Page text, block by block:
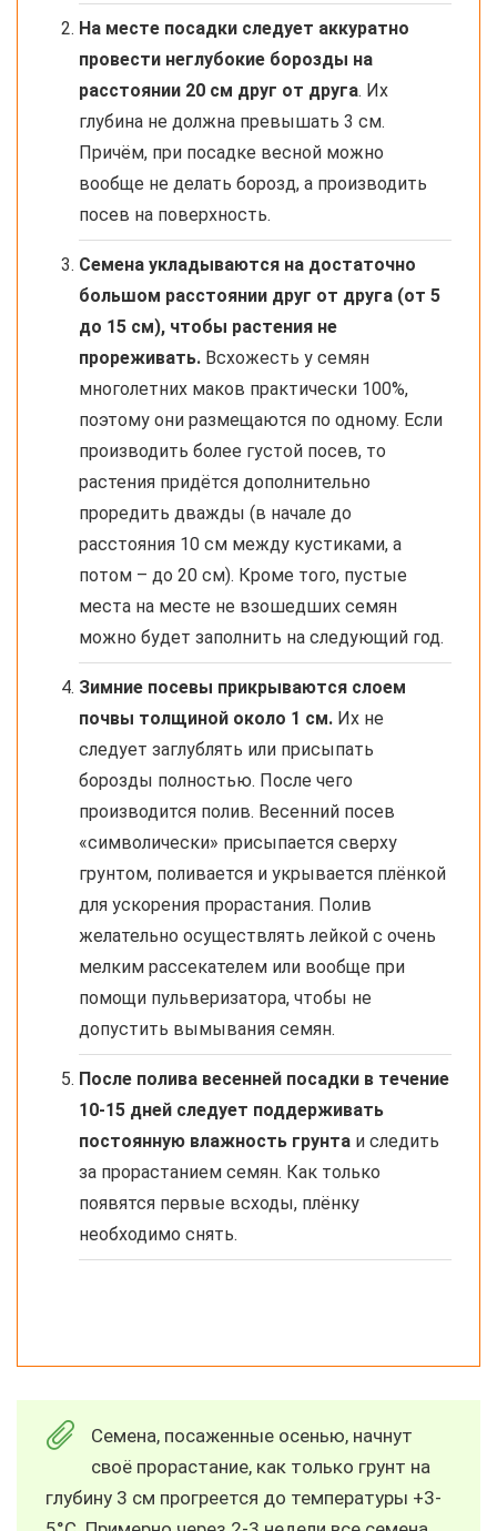
На месте посадки следует аккуратно
провести неглубокие борозды на
расстоянии 20 см друг от друга. Их
глубина не должна превышать 3 см.
Причём, при посадке весной можно
вообще не делать борозд, а производить
посев на поверхность.
Семена укладываются на достаточно
большом расстоянии друг от друга (от 5
до 15 см), чтобы растения не
прореживать. Всхожесть у семян
многолетних маков практически 100%,
поэтому они размещаются по одному. Если
производить более густой посев, то
растения придётся дополнительно
проредить дважды (в начале до
расстояния 10 см между кустиками, а
потом – до 20 см). Кроме того, пустые
места на месте не взошедших семян
можно будет заполнить на следующий год.
Зимние посевы прикрываются слоем
почвы толщиной около 1 см. Их не
следует заглублять или присыпать
борозды полностью. После чего
производится полив. Весенний посев
«символически» присыпается сверху
грунтом, поливается и укрывается плёнкой
для ускорения прорастания. Полив
желательно осуществлять лейкой с очень
мелким рассекателем или вообще при
помощи пульверизатора, чтобы не
допустить вымывания семян.
После полива весенней посадки в течение
10-15 дней следует поддерживать
постоянную влажность грунта и следить
за прорастанием семян. Как только
появятся первые всходы, плёнку
необходимо снять.
Семена, посаженные осенью, начнут
своё прорастание, как только грунт на
глубину 3 см прогреется до температуры +3-